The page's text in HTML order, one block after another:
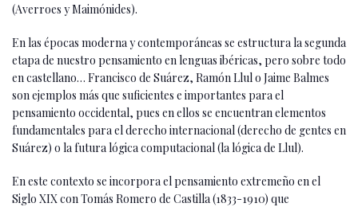
(Averroes y Maimónides).
En las épocas moderna y contemporáneas se estructura la segunda
etapa de nuestro pensamiento en lenguas ibéricas, pero sobre todo
en castellano… Francisco de Suárez, Ramón Llul o Jaime Balmes
son ejemplos más que suficientes e importantes para el
pensamiento occidental, pues en ellos se encuentran elementos
fundamentales para el derecho internacional (derecho de gentes en
Suárez) o la futura lógica computacional (la lógica de Llul).
En este contexto se incorpora el pensamiento extremeño en el
Siglo XIX con Tomás Romero de Castilla (1833-1910) que